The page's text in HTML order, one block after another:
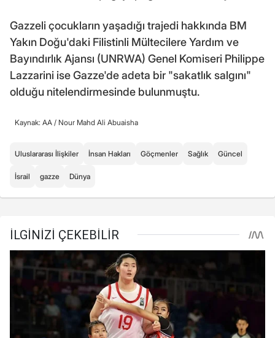
Gazzeli çocukların yaşadığı trajedi hakkında BM
Yakın Doğu'daki Filistinli Mültecilere Yardım ve
Bayındırlık Ajansı (UNRWA) Genel Komiseri Philippe
Lazzarini ise Gazze'de adeta bir "sakatlık salgını"
olduğu nitelendirmesinde bulunmuştu.
Kaynak: AA / Nour Mahd Ali Abuaisha
Uluslararası İlişkiler İnsan Hakları Göçmenler Sağlık Güncel
İsrail gazze Dünya